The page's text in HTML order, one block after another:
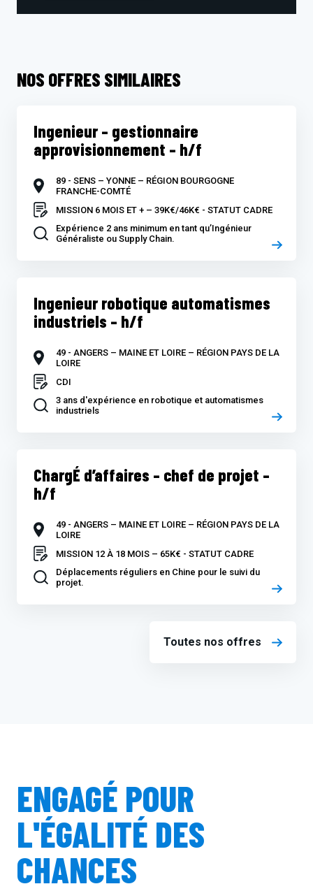
NOS OFFRES SIMILAIRES
Ingenieur – gestionnaire
approvisionnement – h/f
89 - SENS – YONNE – RÉGION BOURGOGNE
FRANCHE-COMTÉ
MISSION 6 MOIS ET + – 39K€/46K€ - STATUT CADRE
Expérience 2 ans minimum en tant qu’Ingénieur
Généraliste ou Supply Chain.
Ingenieur robotique automatismes
industriels – h/f
49 - ANGERS – MAINE ET LOIRE – RÉGION PAYS DE LA
LOIRE
CDI
3 ans d'expérience en robotique et automatismes
industriels
ChargÉ d’affaires – chef de projet –
h/f
49 - ANGERS – MAINE ET LOIRE – RÉGION PAYS DE LA
LOIRE
MISSION 12 À 18 MOIS – 65K€ - STATUT CADRE
Déplacements réguliers en Chine pour le suivi du
projet.
Toutes nos offres
ENGAGÉ POUR
L'ÉGALITÉ DES
CHANCES